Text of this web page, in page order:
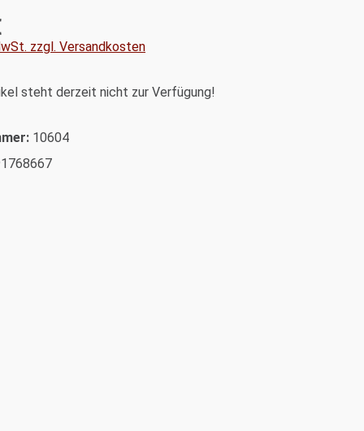
zzgl. Versandkosten
steht derzeit nicht zur Verfügung!
10604